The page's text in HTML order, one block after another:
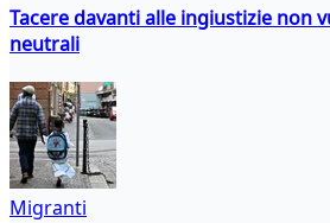
Tacere davanti alle ingiustizie non
neutrali
Migranti